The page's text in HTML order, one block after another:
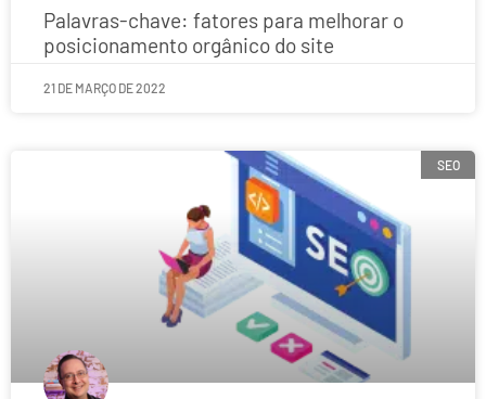
Palavras-chave: fatores para melhorar o
posicionamento orgânico do site
21 DE MARÇO DE 2022
SEO